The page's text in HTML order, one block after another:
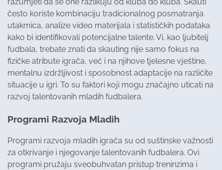
često koriste kombinaciju tradicionalnog posmatranja
utakmica, analize video materijala i statističkih podataka
kako bi identifikovali potencijalne talente. Vi, kao ljubitelj
fudbala, trebate znati da skauting nije samo fokus na
fizičke atribute igrača, već i na njihove tjelesne vještine,
mentalnu izdržljivost i sposobnost adaptacije na različite
situacije u igri. To su faktori koji mogu značajno uticati na
razvoj talentovanih mladih fudbalera.
Programi Razvoja Mladih
Programi razvoja mladih igrača su od suštinske važnosti
za otkrivanje i njegovanje talentovanih fudbalera. Ovi
programi pružaju sveobuhvatan pristup treninzima i